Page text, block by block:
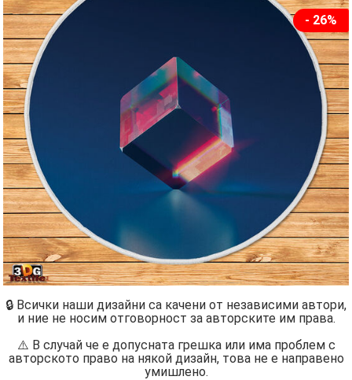
- 26%
🔒 Всички наши дизайни са качени от независими автори,
и ние не носим отговорност за авторските им права.
⚠️ В случай че е допусната грешка или има проблем с
авторското право на някой дизайн, това не е направено
умишлено.